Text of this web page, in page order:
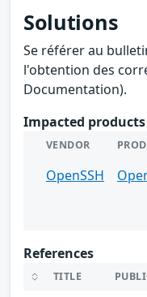
Solutions
Se référer au
l'obtention des
Documentation).
Impacted products
VENDOR
OpenSSH
References
TITLE